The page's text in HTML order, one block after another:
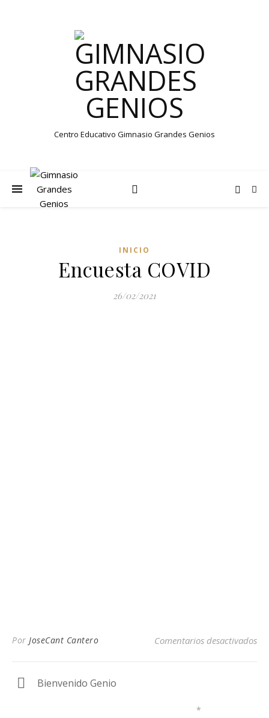
Centro Educativo Gimnasio Grandes Genios
INICIO
Encuesta COVID
26/02/2021
Por JoseCant Cantero Comentarios desactivados
Bienvenido Genio
*